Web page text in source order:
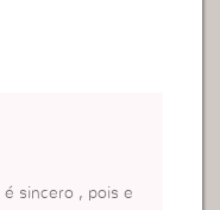
sincero , pois e